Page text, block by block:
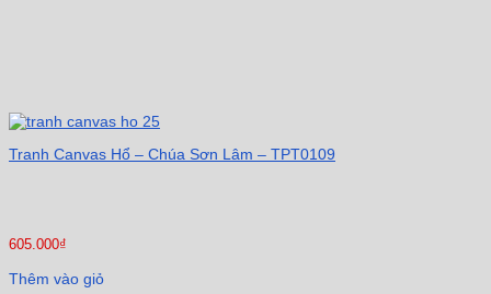
Tranh Canvas Hổ – Chúa Sơn Lâm – TPT0109
605.000₫
Thêm vào giỏ